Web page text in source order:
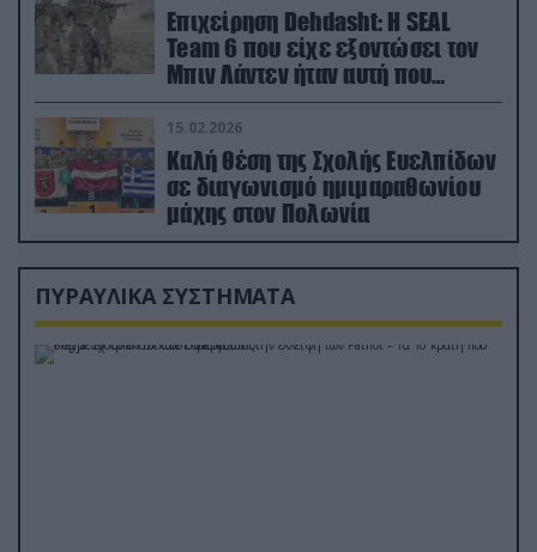
Επιχείρηση Dehdasht: Η SEAL
Team 6 που είχε εξοντώσει τον
Μπιν Λάντεν ήταν αυτή που
διέσωσε τον πιλότο του F-15
15.02.2026
Καλή θέση της Σχολής Ευελπίδων
σε διαγωνισμό ημιμαραθωνίου
μάχης στον Πολωνία
ΠΥΡΑΥΛΙΚΑ ΣΥΣΤΗΜΑΤΑ